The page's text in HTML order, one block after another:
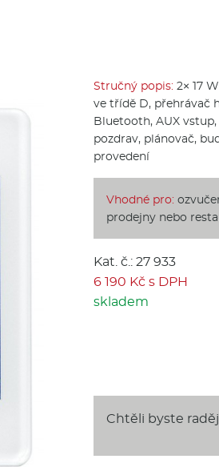
Stručný popis: 2× 17
ve třídě D, přehrávač
Bluetooth, AUX
pozdrav, plánovač,
provedení
Vhodné pro:
prodejny nebo
Kat. č.: 27 933
6 190 Kč s DPH
skladem
Chtěli byste